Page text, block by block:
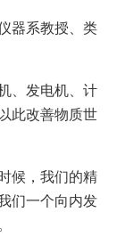
器系教授、类
、发电机、计
此改善物质世
候，我们的精
们一个向内发